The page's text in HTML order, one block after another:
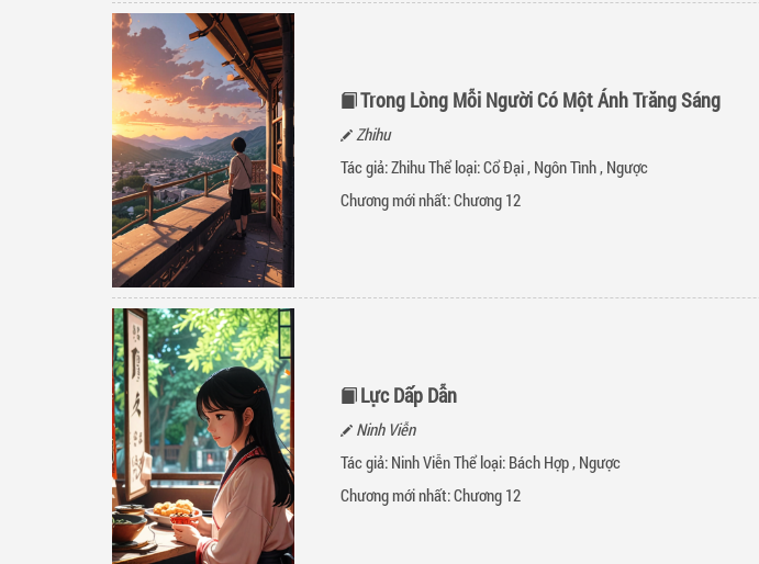
Trong Lòng Mỗi Người Có Một Ánh Trăng Sáng
Zhihu
Tác giả: Zhihu Thể loại:Cổ Đại, Ngôn Tình, Ngược
Chương mới nhất:Chương 12
Lực Dấp Dẫn
Ninh Viễn
Tác giả: Ninh Viễn Thể loại: Bách Hợp, Ngược
Chương mới nhất:Chương 12